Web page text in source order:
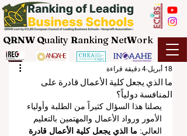
QRNW Quality Ranking NetWork
ما الذي يجعل كلية الأعمال قادرة على
المنافسة دولياً؟
18 أبريل 4 دقيقة قراءة
يصلنا هذا السؤال كثيراً من الطلبة وأولياء
الأمور ورواد الأعمال والمهتمين بالتعليم
العالي: ما الذي يجعل كلية الأعمال قادرة